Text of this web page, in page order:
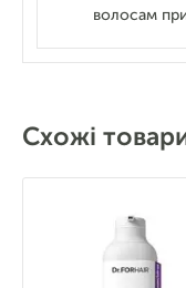
Схожі
волосам